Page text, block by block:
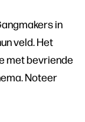
in
veld. Het
met bevriende
Noteer